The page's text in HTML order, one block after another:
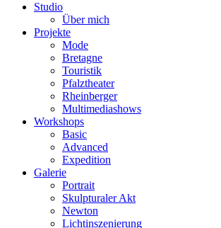
Studio
Über mich
Projekte
Mode
Bretagne
Touristik
Pfalztheater
Rheinberger
Multimediashows
Workshops
Basic
Advanced
Expedition
Galerie
Portrait
Skulpturaler Akt
Newton
Lichtinszenierung